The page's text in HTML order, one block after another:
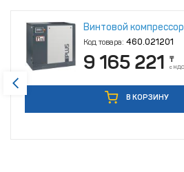
Винтовой компрессор
Код товара: 460.021201
9 165 221 ₸
с НДС
В КОРЗИНУ